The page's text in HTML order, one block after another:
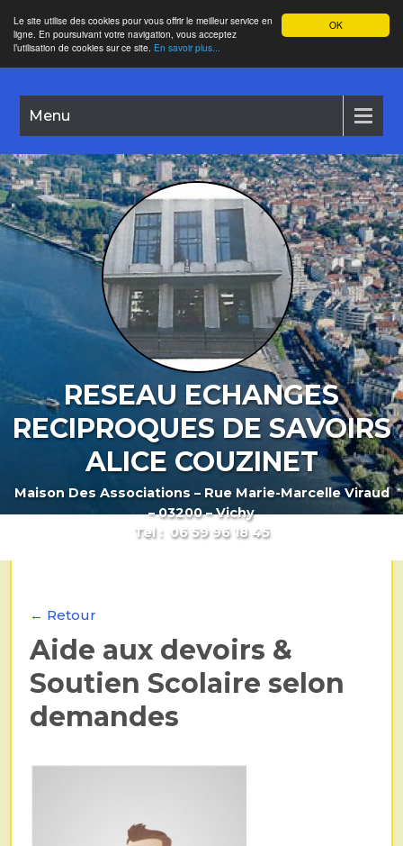
OK
Le site utilise des cookies pour vous offrir le meilleur service en
ligne. En poursuivant votre navigation, vous acceptez
l’utilisation de cookies sur ce site. En savoir plus...
Menu
RESEAU ECHANGES
RECIPROQUES DE SAVOIRS
ALICE COUZINET
Maison Des Associations – Rue Marie-Marcelle Viraud
– 03200 – Vichy
Tel : 06 59 96 18 45
← Retour
Aide aux devoirs &
Soutien Scolaire selon
demandes